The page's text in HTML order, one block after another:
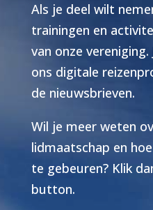
Als je deel wilt
trainingen en
van onze
ons digitale
de nieuwsbrieven.
Wil je meer weten
lidmaatschap en
te gebeuren? Klik
button.